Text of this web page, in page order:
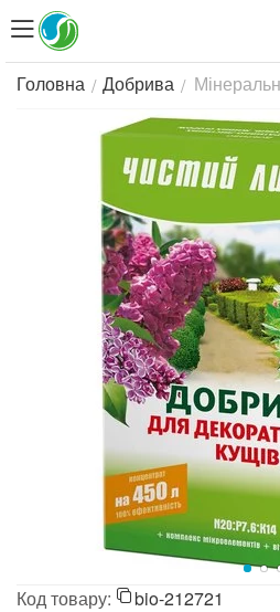
Головна / Добрива /
Код товару: bio-212721